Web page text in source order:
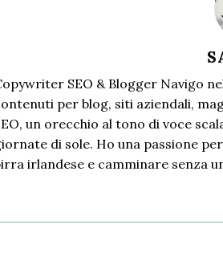
SEO & Blogger Navigo
per blog, siti aziendali,
un orecchio al tono di voce
di sole. Ho una passione
irlandese e camminare senza